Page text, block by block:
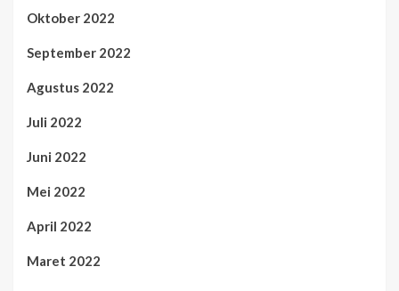
Oktober 2022
September 2022
Agustus 2022
Juli 2022
Juni 2022
Mei 2022
April 2022
Maret 2022